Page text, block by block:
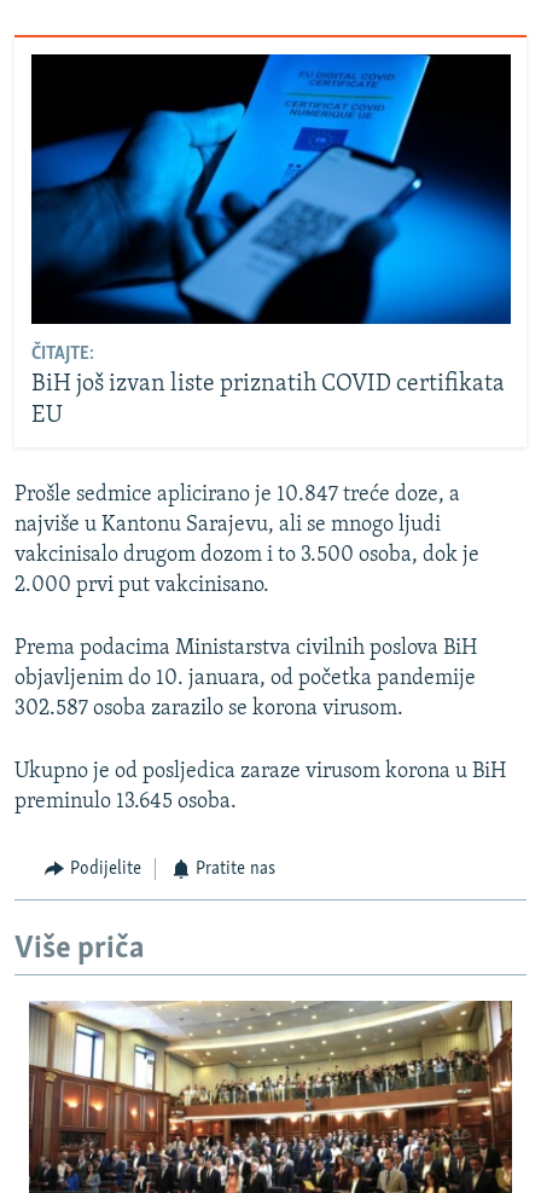
ČITAJTE:
BiH još izvan liste priznatih COVID certifikata
EU
Prošle sedmice aplicirano je 10.847 treće doze, a
najviše u Kantonu Sarajevu, ali se mnogo ljudi
vakcinisalo drugom dozom i to 3.500 osoba, dok je
2.000 prvi put vakcinisano.
Prema podacima Ministarstva civilnih poslova BiH
objavljenim do 10. januara, od početka pandemije
302.587 osoba zarazilo se korona virusom.
Ukupno je od posljedica zaraze virusom korona u BiH
preminulo 13.645 osoba.
Podijelite Pratite nas
Više priča